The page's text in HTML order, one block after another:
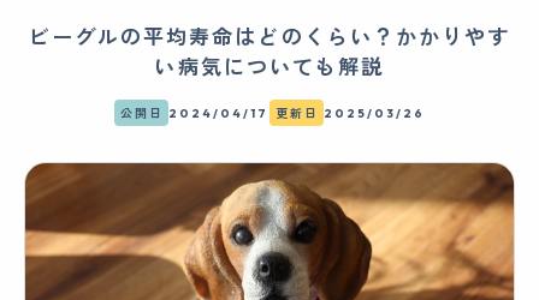
ビーグルの平均寿命はどのくらい？かかりやす
い病気についても解説
公開日 2024/04/17 更新日 2025/03/26